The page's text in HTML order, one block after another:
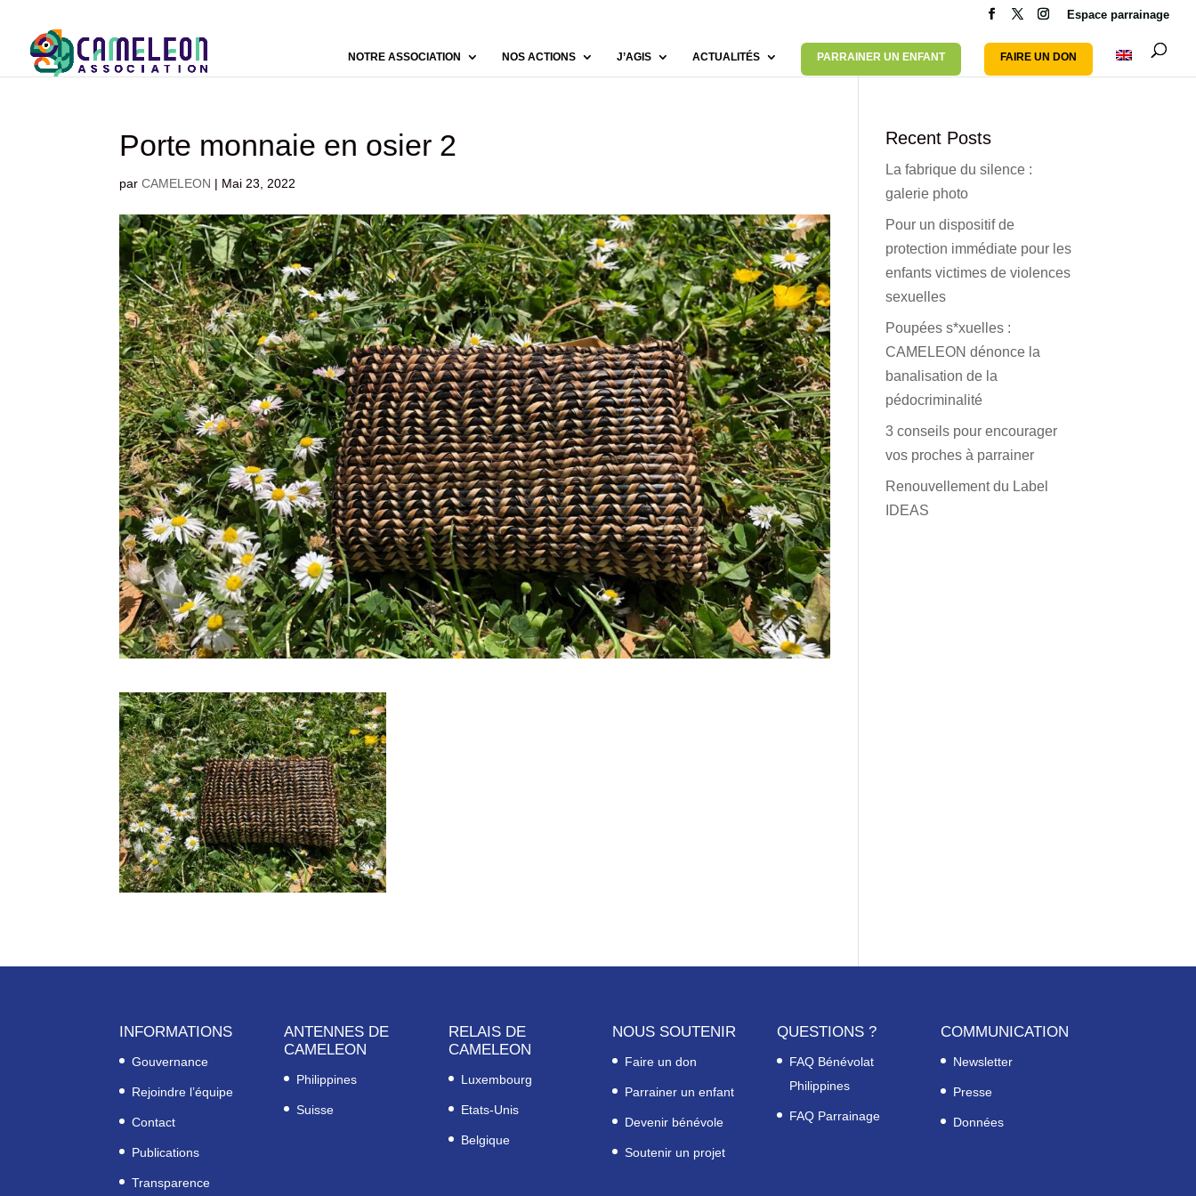
Espace parrainage
NOTRE ASSOCIATION NOS ACTIONS J’AGIS ACTUALITÉS PARRAINER UN ENFANT FAIRE UN DON
Porte monnaie en osier 2
parCAMELEON | Mai 23, 2022
Recent Posts
La fabrique du silence :
galerie photo
Pour un dispositif de
protection immédiate pour les
enfants victimes de violences
sexuelles
Poupées s*xuelles :
CAMELEON dénonce la
banalisation de la
pédocriminalité
3 conseils pour encourager
vos proches à parrainer
Renouvellement du Label
IDEAS
INFORMATIONS
Gouvernance
Rejoindre l’équipe
Contact
Publications
Transparence
ANTENNES DE
CAMELEON
Philippines
Suisse
RELAIS DE
CAMELEON
Luxembourg
Etats-Unis
Belgique
NOUS SOUTENIR
Faire un don
Parrainer un enfant
Devenir bénévole
Soutenir un projet
QUESTIONS ?
FAQ Bénévolat
Philippines
FAQ Parrainage
COMMUNICATION
Newsletter
Presse
Données